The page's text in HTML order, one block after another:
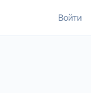
Войти